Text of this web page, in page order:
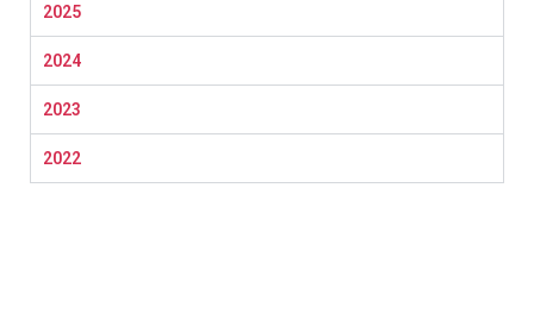
2025
2024
2023
2022